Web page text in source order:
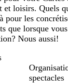
et loisirs. Quels
pour les
que lorsque
Nous aussi!
spectacles